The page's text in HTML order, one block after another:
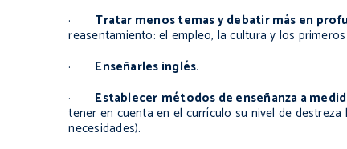
· Tratar menos temas y debatir más en
reasentamiento: el empleo, la cultura y los
· Enseñarles inglés.
· Establecer métodos de enseñanza a
tener en cuenta en el currículo su nivel de
necesidades).